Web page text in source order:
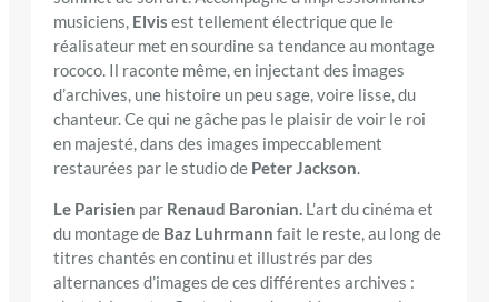
musiciens, Elvis est tellement électrique que le
réalisateur met en sourdine sa tendance au montage
rococo. Il raconte même, en injectant des images
d’archives, une histoire un peu sage, voire lisse, du
chanteur. Ce qui ne gâche pas le plaisir de voir le roi
en majesté, dans des images impeccablement
restaurées par le studio de Peter Jackson.
Le Parisien par Renaud Baronian. L’art du cinéma et
du montage de Baz Luhrmann fait le reste, au long de
titres chantés en continu et illustrés par des
alternances d’images de ces différentes archives :